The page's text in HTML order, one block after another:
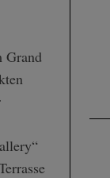
Grand